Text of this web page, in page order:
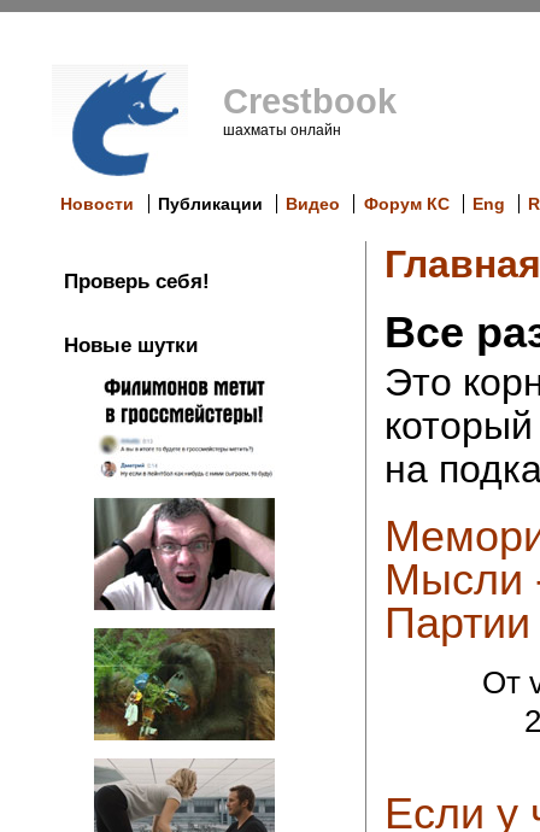
Crestbook
шахматы онлайн
Новости Публикации Видео Форум КС Eng
Проверь себя!
Новые шутки
Главная
Все
Это
на
Мысли
От
Если у